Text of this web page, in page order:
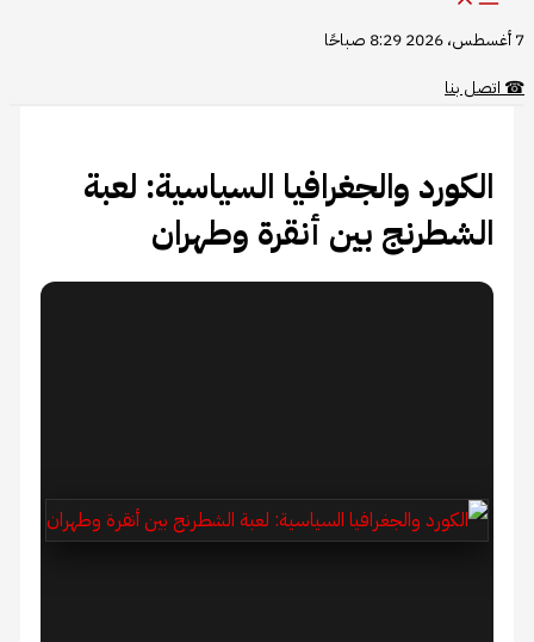
7 أغسطس، 2026 8:29 صباحًا
☎اتصل بنا
الكورد والجغرافيا السياسية: لعبة
الشطرنج بين أنقرة وطهران